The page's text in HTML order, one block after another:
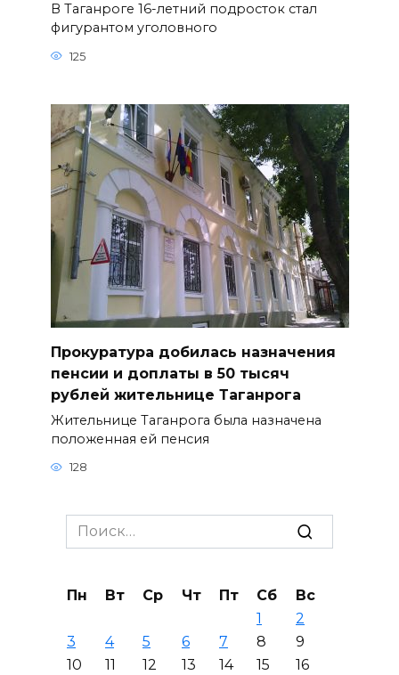
В Таганроге 16-летний подросток стал
фигурантом уголовного
125
Прокуратура добилась назначения
пенсии и доплаты в 50 тысяч
рублей жительнице Таганрога
Жительнице Таганрога была назначена
положенная ей пенсия
128
Search
for:
Пн Вт Ср Чт Пт Сб
Вс
1
2
3
4 5 6 7 8
9
10
11 12 13 14 15
16